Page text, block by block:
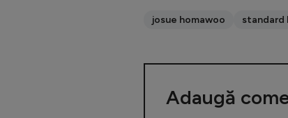
josue homawoo standard
Adaugă